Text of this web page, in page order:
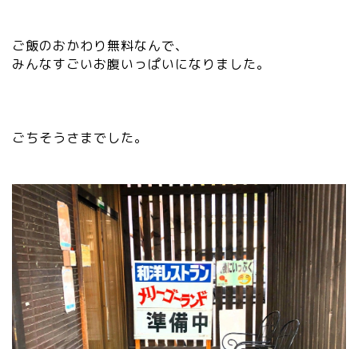
ご飯のおかわり無料なんで、
みんなすごいお腹いっぱいになりました。
ごちそうさまでした。